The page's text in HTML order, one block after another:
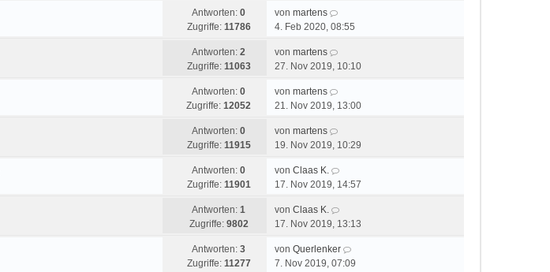
Antworten: 0
Zugriffe: 11786
von martens
4. Feb 2020, 08:55
Antworten: 2
Zugriffe: 11063
von martens
27. Nov 2019, 10:10
Antworten: 0
Zugriffe: 12052
von martens
21. Nov 2019, 13:00
Antworten: 0
Zugriffe: 11915
von martens
19. Nov 2019, 10:29
Antworten: 0
Zugriffe: 11901
von Claas K.
17. Nov 2019, 14:57
Antworten: 1
Zugriffe: 9802
von Claas K.
17. Nov 2019, 13:13
Antworten: 3
Zugriffe: 11277
von Querlenker
7. Nov 2019, 07:09